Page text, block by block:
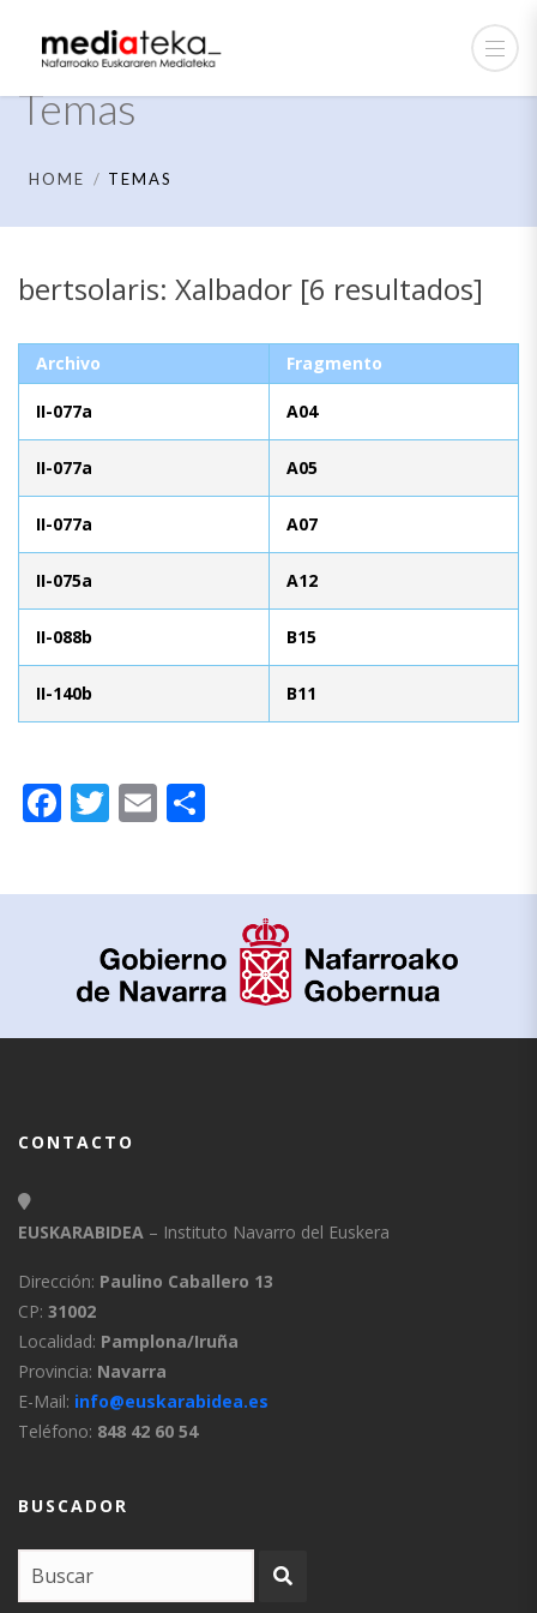
Temas
HOME TEMAS
bertsolaris: Xalbador [6 resultados]
Archivo Fragmento
II-077a A04
II-077a A05
II-077a A07
II-075a A12
II-088b B15
II-140b B11
Facebook
Twitter
Email
CONTACTO
EUSKARABIDEA – Instituto Navarro del Euskera
Dirección: Paulino Caballero 13
CP: 31002
Localidad: Pamplona/Iruña
Provincia: Navarra
E-Mail: info@euskarabidea.es
Teléfono: 848 42 60 54
BUSCADOR